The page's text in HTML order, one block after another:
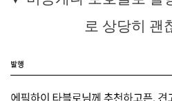
로 상당히 괜